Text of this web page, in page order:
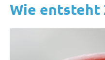
Wie entsteht